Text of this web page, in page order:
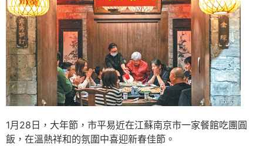
1月28日，大年節，市平易近在江蘇南京市一家餐館吃團圓
飯，在溫熱祥和的氛圍中喜迎新春佳節。